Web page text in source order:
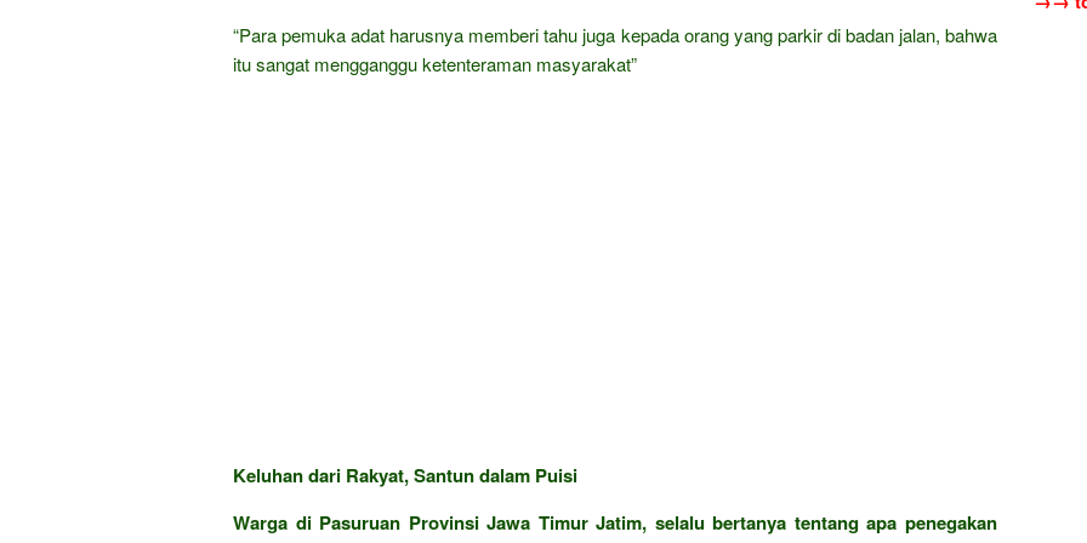
“Para pemuka adat harusnya memberi tahu juga kepada orang yang parkir di badan jalan, bahwa
itu sangat mengganggu ketenteraman masyarakat”
Keluhan dari Rakyat, Santun dalam Puisi
Warga di Pasuruan Provinsi Jawa Timur Jatim, selalu bertanya tentang apa penegakan